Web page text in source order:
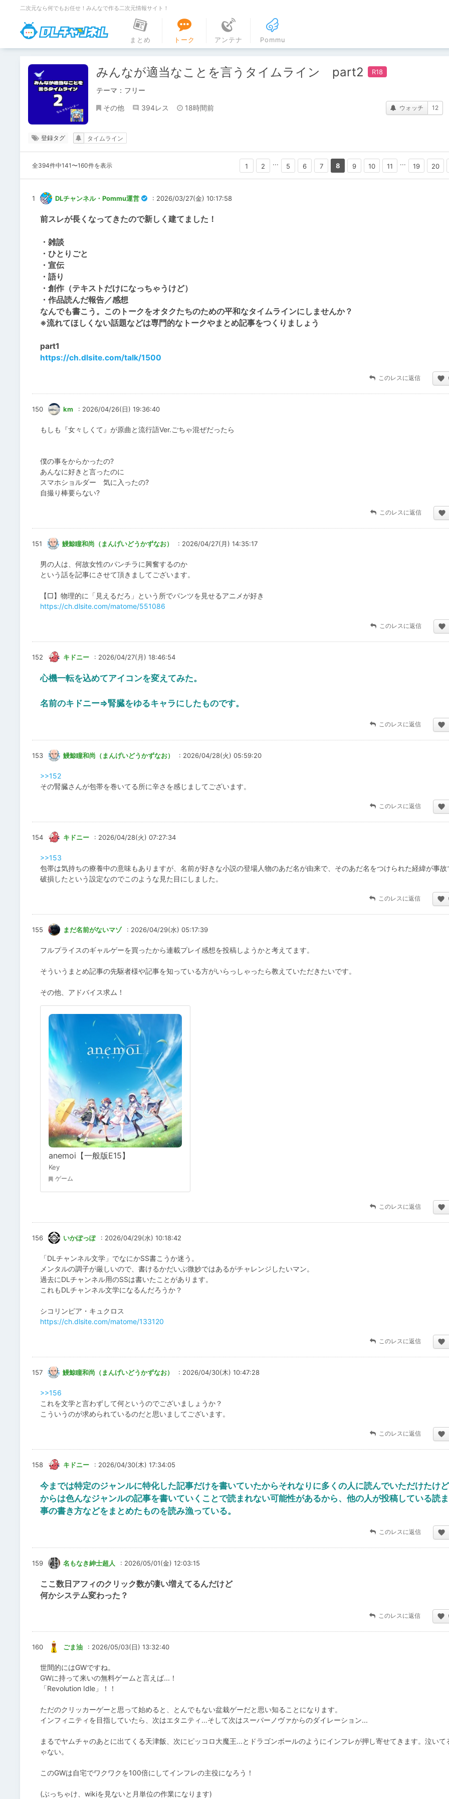
二次元なら何でもお任せ！みんなで作る二次元情報サイト！
DLチャンネル
まとめ
トーク アンテナ Pommu
みんなが適当なことを言うタイムライン part2
テーマ：フリー
その他 394レス 18時間前 ウォッチ 12
登録タグ タイムライン
全394件中141〜160件を表示 1 2 ... 5 6 7 8 9 10 11 ... 19 20
1 DLチャンネル・Pommu運営 : 2026/03/27(金) 10:17:58
前スレが長くなってきたので新しく建てました！
・雑談
・ひとりごと
・宣伝
・語り
・創作（テキストだけになっちゃうけど）
・作品読んだ報告／感想
なんでも書こう。このトークをオタクたちのための平和なタイムラインにしませんか？
※流れてほしくない話題などは専門的なトークやまとめ記事をつくりましょう
part1
https://ch.dlsite.com/talk/1500
このレスに返信
150 km : 2026/04/26(日) 19:36:40
もしも『女々しくて』が原曲と流行語Ver.ごちゃ混ぜだったら
僕の事をからかったの?
あんなに好きと言ったのに
スマホショルダー 気に入ったの?
自撮り棒要らない?
このレスに返信
151 鰻鯨瞳和尚（まんげいどうかずなお） : 2026/04/27(月) 14:35:17
男の人は、何故女性のパンチラに興奮するのか
という話を記事にさせて頂きましてございます。
【□】物理的に「見えるだろ」という所でパンツを見せるアニメが好き
https://ch.dlsite.com/matome/551086
このレスに返信
152 キドニー : 2026/04/27(月) 18:46:54
心機一転を込めてアイコンを変えてみた。
名前のキドニー⇒腎臓をゆるキャラにしたものです。
このレスに返信
153 鰻鯨瞳和尚（まんげいどうかずなお） : 2026/04/28(火) 05:59:20
>>152
その腎臓さんが包帯を巻いてる所に辛さを感じましてございます。
このレスに返信
154 キドニー : 2026/04/28(火) 07:27:34
>>153
包帯は気持ちの療養中の意味もありますが、名前が好きな小説の登場人物のあだ名が由来で、そのあだ名をつけられた経緯が事故
破損したという設定なのでこのような見た目にしました。
このレスに返信
155 まだ名前がないマゾ : 2026/04/29(水) 05:17:39
フルプライスのギャルゲーを買ったから連載プレイ感想を投稿しようかと考えてます。
そういうまとめ記事の先駆者様や記事を知っている方がいらっしゃったら教えていただきたいです。
その他、アドバイス求ム！
anemoi【一般版E15】
Key
ゲーム
このレスに返信
156 いかぽっぽ : 2026/04/29(水) 10:18:42
「DLチャンネル文学」でなにかSS書こうか迷う。
メンタルの調子が厳しいので、書けるかだいぶ微妙ではあるがチャレンジしたいマン。
過去にDLチャンネル用のSSは書いたことがあります。
これもDLチャンネル文学になるんだろうか？
シコリンピア・キュクロス
https://ch.dlsite.com/matome/133120
このレスに返信
157 鰻鯨瞳和尚（まんげいどうかずなお） : 2026/04/30(木) 10:47:28
>>156
これを文学と言わずして何というのでございましょうか？
こういうのが求められているのだと思いましてございます。
このレスに返信
158 キドニー : 2026/04/30(木) 17:34:05
今までは特定のジャンルに特化した記事だけを書いていたからそれなりに多くの人に読んでいただけたけ
からは色んなジャンルの記事を書いていくことで読まれない可能性があるから、他の人が投稿している読
事の書き方などをまとめたものを読み漁っている。
このレスに返信
159 名もなき紳士超人 : 2026/05/01(金) 12:03:15
ここ数日アフィのクリック数が凄い増えてるんだけど
何かシステム変わった？
このレスに返信
160 ごま油 : 2026/05/03(日) 13:32:40
世間的にはGWですね。
GWに持って来いの無料ゲームと言えば...！
「Revolution Idle」！！
ただのクリッカーゲーと思って始めると、とんでもない盆栽ゲーだと思い知ることになります。
インフィニティを目指していたら、次はエタニティ...そして次はスーパーノヴァからのダイレーション...
まるでヤムチャのあとに出てくる天津飯、次にピッコロ大魔王...とドラゴンボールのようにインフレが押し寄せてきます。泣いて
ゃない。
このGWは自宅でワクワクを100倍にしてインフレの主役になろう！
(ぶっちゃけ、wikiを見ないと月単位の作業になります)